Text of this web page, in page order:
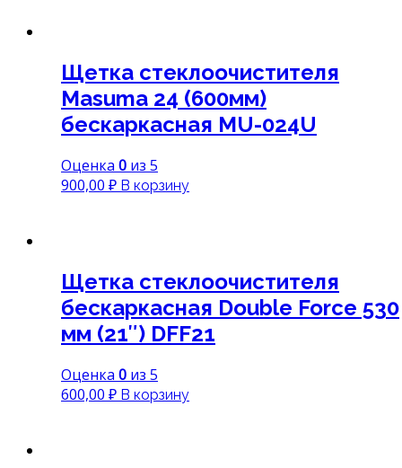
Щетка стеклоочистителя
Masuma 24 (600мм)
бескаркасная MU-024U
Оценка 0 из 5
900,00 ₽ В корзину
Щетка стеклоочистителя
бескаркасная Double Force 530
мм (21″) DFF21
Оценка 0 из 5
600,00 ₽ В корзину